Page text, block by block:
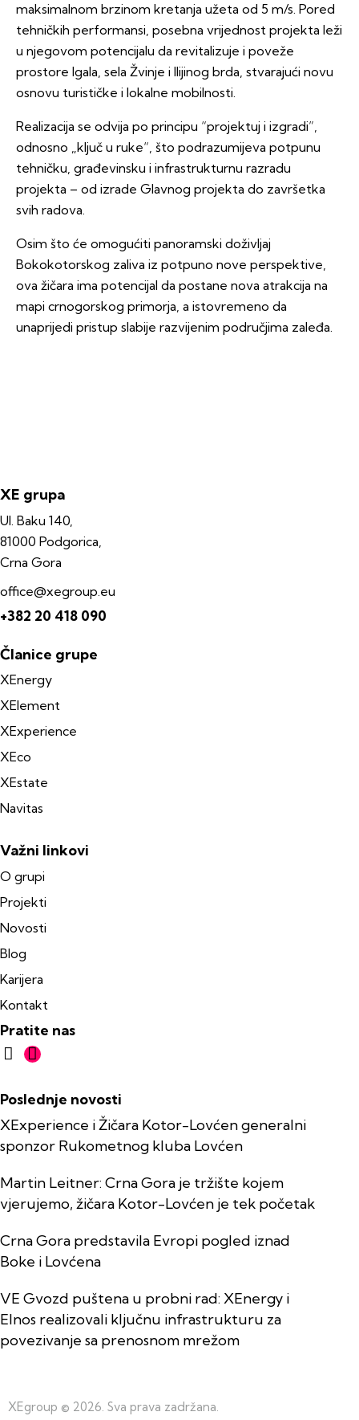
maksimalnom brzinom kretanja užeta od 5 m/s. Pored
tehničkih performansi, posebna vrijednost projekta leži
u njegovom potencijalu da revitalizuje i poveže
prostore Igala, sela Žvinje i Ilijinog brda, stvarajući novu
osnovu turističke i lokalne mobilnosti.
Realizacija se odvija po principu “projektuj i izgradi”,
odnosno „ključ u ruke“, što podrazumijeva potpunu
tehničku, građevinsku i infrastrukturnu razradu
projekta – od izrade Glavnog projekta do završetka
svih radova.
Osim što će omogućiti panoramski doživljaj
Bokokotorskog zaliva iz potpuno nove perspektive,
ova žičara ima potencijal da postane nova atrakcija na
mapi crnogorskog primorja, a istovremeno da
unaprijedi pristup slabije razvijenim područjima zaleđa.
XE grupa
Ul. Baku 140,
81000 Podgorica,
Crna Gora
office@xegroup.eu
+382 20 418 090
Članice grupe
XEnergy
XElement
XExperience
XEco
XEstate
Navitas
Važni linkovi
O grupi
Projekti
Novosti
Blog
Karijera
Kontakt
Pratite nas
Poslednje novosti
XExperience i Žičara Kotor-Lovćen generalni
sponzor Rukometnog kluba Lovćen
Martin Leitner: Crna Gora je tržište kojem
vjerujemo, žičara Kotor-Lovćen je tek početak
Crna Gora predstavila Evropi pogled iznad
Boke i Lovćena
VE Gvozd puštena u probni rad: XEnergy i
Elnos realizovali ključnu infrastrukturu za
povezivanje sa prenosnom mrežom
XEgroup © 2026. Sva prava zadržana.